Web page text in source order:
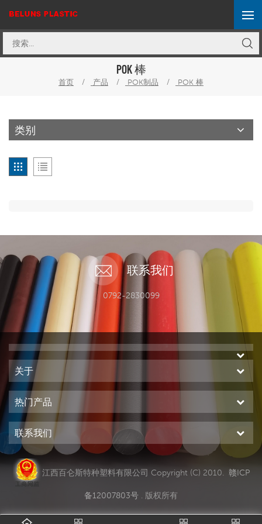
POK 棒
首页 / 产品 / POK制品 / POK 棒
类别
联系我们
0792-2830099
关于
热门产品
联系我们
江西百仑斯特种塑料有限公司 Copyright (C) 2010. 赣ICP
备12007803号 . 版权所有